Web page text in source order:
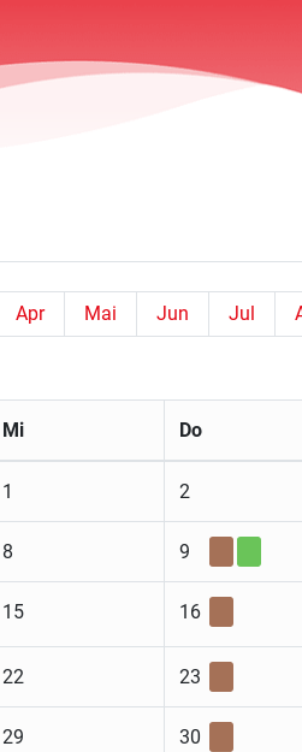
Apr Mai Jun Jul
Mi Do
1 2
8 9
15 16
22 23
29 30